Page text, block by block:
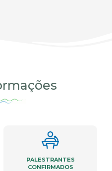
PALESTRANTES
CONFIRMADOS